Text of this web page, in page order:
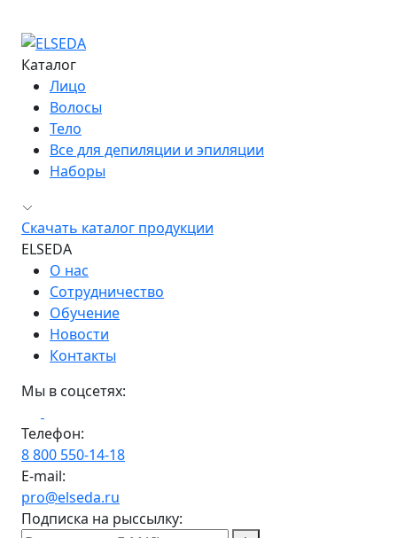
Каталог
Лицо
Волосы
Тело
Все для депиляции и эпиляции
Наборы
Скачать каталог продукции
ELSEDA
О нас
Сотрудничество
Обучение
Новости
Контакты
Мы в соцсетях:
Телефон:
8 800 550-14-18
E-mail:
pro@elseda.ru
Подписка на рыссылку: